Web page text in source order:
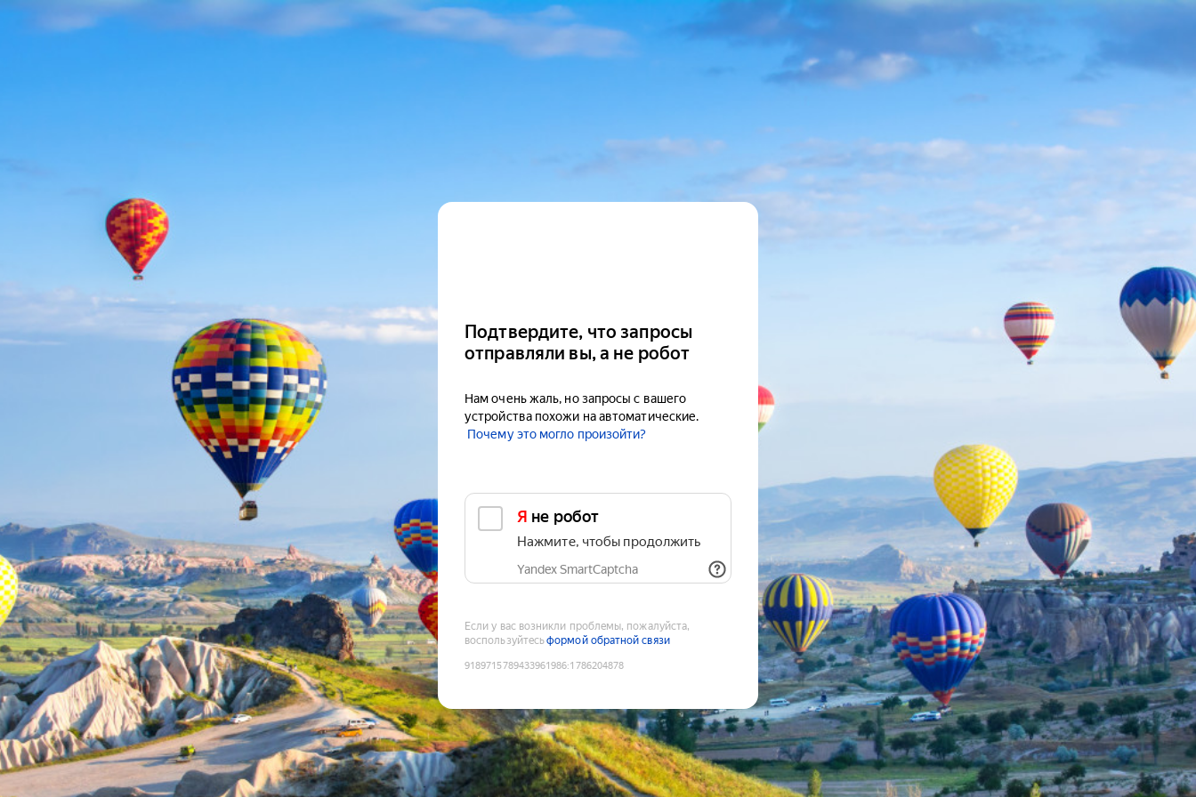
Подтвердите, что запросы
отправляли вы, а не робот
Нам очень жаль, но запросы с вашего
устройства похожи на автоматические.
Почему это могло произойти?
Я не робот
Нажмите, чтобы продолжить
Yandex SmartCaptcha
Если у вас возникли проблемы, пожалуйста,
воспользуйтесьформой обратной связи
9189715789433961986:1786204878